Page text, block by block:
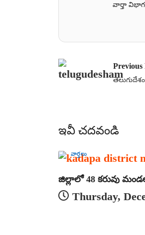
వార్తా
Previous
ఇవీ చదవండి
వార్తలు
జిల్లాలో 48 కరువు
Thursday,